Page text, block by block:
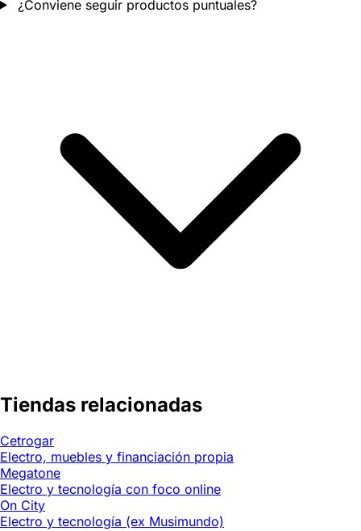
¿Conviene seguir productos puntuales?
Tiendas relacionadas
Cetrogar
Electro, muebles y financiación propia
Megatone
Electro y tecnología con foco online
On City
Electro y tecnología (ex Musimundo)